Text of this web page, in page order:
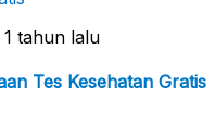
1 tahun lalu
Tes Kesehatan Gratis